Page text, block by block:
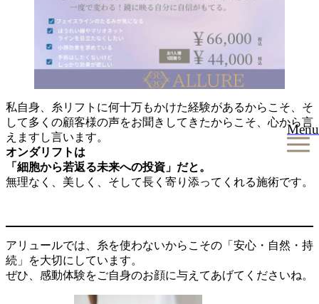
Menu
私自身、糸リフトに何十万もかけた経験があるからこそ、そ
して多くの顧客様の声をお聞きしてきたからこそ、心から言
えますし言います。
オンダリフトは
「細胞から若返る未来への投資」だと。
無理なく、美しく、そして長く寄り添ってくれる施術です。
アリュールでは、糸を使わないからこその「安心・自然・持
続」を大切にしています。
ぜひ、感動体験をご自身のお顔に与えてあげてくださいね。